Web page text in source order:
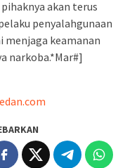
akan terus
penyalahgunaan
menjaga keamanan
narkoba.*Mar#]